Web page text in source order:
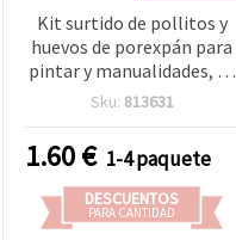
Kit surtido de pollitos y
huevos de porexpán para
pintar y manualidades, 72
x 50 mm y 46 x 67 mm, con
Sku: 813631
1.60€ 1-4 paquete
DESCUENTOS
PARA CANTIDAD